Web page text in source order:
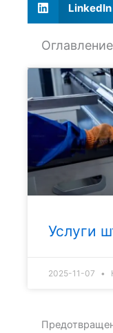
LinkedIn
Оглавление
Услуги
2025-11-07